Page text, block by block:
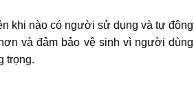
khi nào có người sử dụng và tự động
và đảm bảo vệ sinh vì người dùng
trọng.